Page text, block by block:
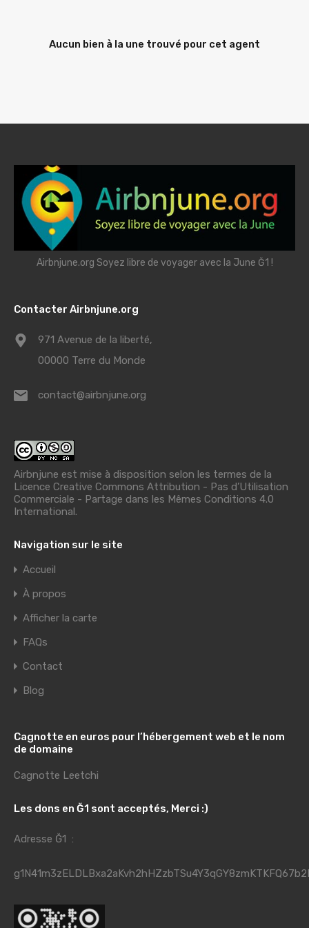
Aucun bien à la une trouvé pour cet agent
Airbnjune.org Soyez libre de voyager avec la June Ğ1 !
Contacter Airbnjune.org
971 Avenue de la liberté,
00000 Terre du Monde
contact@airbnjune.org
Airbnjune est mise à disposition selon les termes de la
Licence Creative Commons Attribution - Pas d’Utilisation
Commerciale - Partage dans les Mêmes Conditions 4.0
International.
Navigation sur le site
Accueil
À propos
Afficher la carte
FAQs
Contact
Blog
Cagnotte en euros pour l’hébergement web et le nom
de domaine
Cagnotte Leetchi
Les dons en Ğ1 sont acceptés, Merci :)
Adresse Ğ1 :